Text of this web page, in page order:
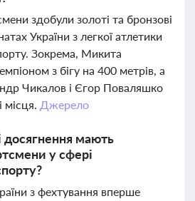
здобули золоті та бронзові
України з легкої атлетики
Зокрема, Микита
з бігу на 400 метрів, а
Чикалов і Єгор Поваляшко
місця. Джерело
досягнення мають
у сфері
з фехтування вперше